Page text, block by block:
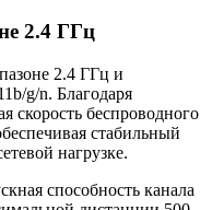
2.4 ГГц
2.4 ГГц и
g/n. Благодаря
скорость беспроводного
стабильный
нагрузке.
способность канала